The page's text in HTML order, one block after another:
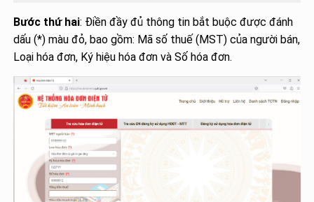
Bước thứ hai: Điền đầy đủ thông tin bắt buộc được đánh
dấu (*) màu đỏ, bao gồm: Mã số thuế (MST) của người bán,
Loại hóa đơn, Ký hiệu hóa đơn và Số hóa đơn.